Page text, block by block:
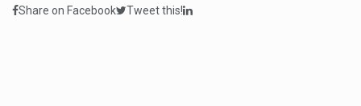
Share on Facebook Tweet this!